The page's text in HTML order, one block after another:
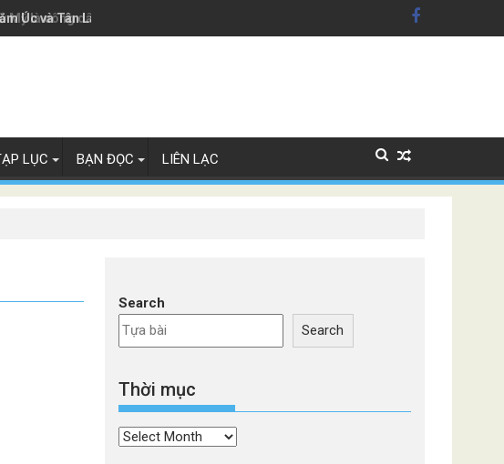
Mỹ là công dân Mỹ'
Úc và Tân Lây Lan
LỤC BẠN ĐỌC LIÊN LẠC
Search
Search
Thời mục
Thời